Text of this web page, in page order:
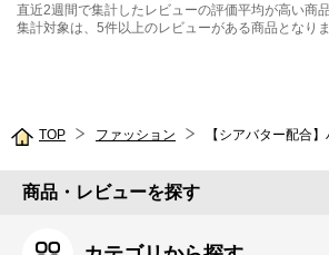
直近2週間で集計したレビューの評価平均が高い商
集計対象は、5件以上のレビューがある商品となりま
TOP ファッション 【シアバター配合
商品・レビューを探す